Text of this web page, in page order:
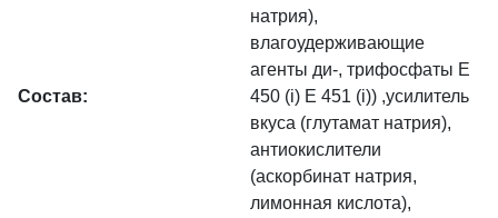
Состав:
натрия),
влагоудерживающие
агенты ди-, трифосфаты Е
450 (i) Е 451 (i)) ,усилитель
вкуса (глутамат натрия),
антиокислители
(аскорбинат натрия,
лимонная кислота),